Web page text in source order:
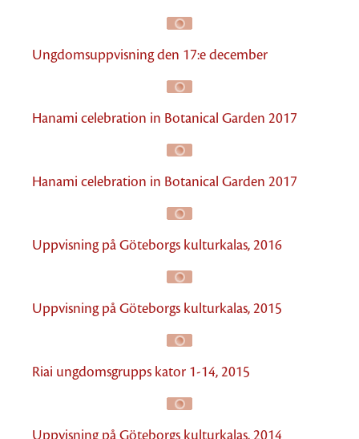
Ungdomsuppvisning den 17:e december
Hanami celebration in Botanical Garden 2017
Hanami celebration in Botanical Garden 2017
Uppvisning på Göteborgs kulturkalas, 2016
Uppvisning på Göteborgs kulturkalas, 2015
Riai ungdomsgrupps kator 1-14, 2015
Uppvisning på Göteborgs kulturkalas, 2014